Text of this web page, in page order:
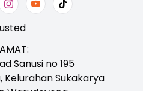
Sanusi no 195
Kelurahan Sukakarya